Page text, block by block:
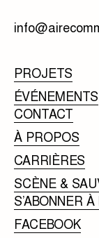
PROJETS
ÉVÉNEMENTS
CONTACT
À PROPOS
CARRIÈRES
SCÈNE &
S’ABONNER
FACEBOOK